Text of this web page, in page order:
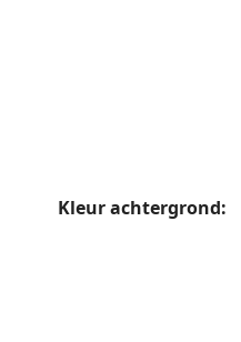
Kleur achtergrond